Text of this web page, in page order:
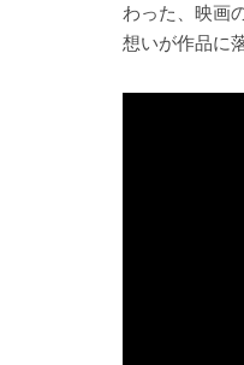
わった、映画
想いが作品に